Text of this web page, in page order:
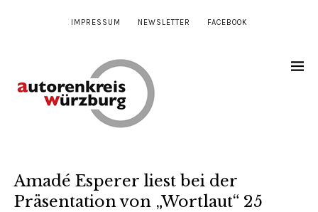
IMPRESSUM NEWSLETTER FACEBOOK
Amadé Esperer liest bei der
Präsentation von „Wortlaut“ 25